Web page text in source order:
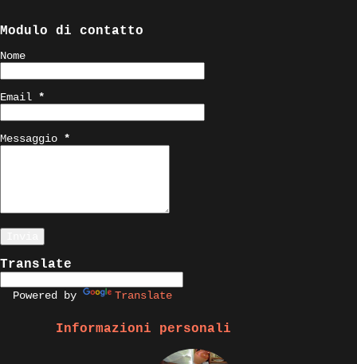
Modulo di contatto
Nome
Email *
Messaggio *
Translate
Powered by Translate
Informazioni personali